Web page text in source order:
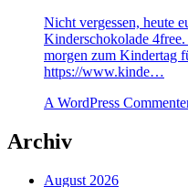
Nicht vergessen, heute
Kinderschokolade
morgen zum Kindertag
https://www.kinde…
A WordPress
Archiv
August 2026